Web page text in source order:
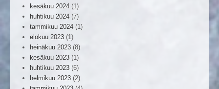
kesäkuu 2024 (1)
huhtikuu 2024 (7)
tammikuu 2024 (1)
elokuu 2023 (1)
heinäkuu 2023 (8)
kesäkuu 2023 (1)
huhtikuu 2023 (6)
helmikuu 2023 (2)